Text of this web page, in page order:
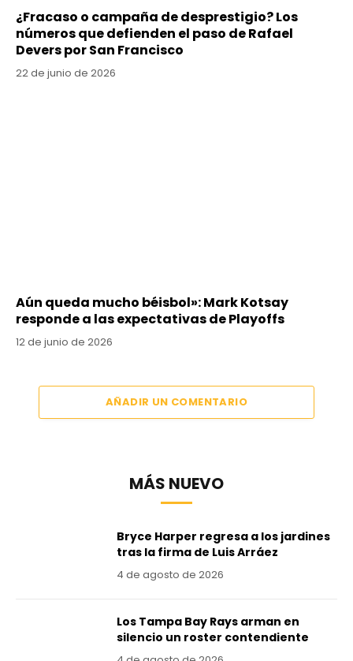
¿Fracaso o campaña de desprestigio? Los
números que defienden el paso de Rafael
Devers por San Francisco
22 de junio de 2026
Aún queda mucho béisbol»: Mark Kotsay
responde a las expectativas de Playoffs
12 de junio de 2026
AÑADIR UN COMENTARIO
MÁS NUEVO
Bryce Harper regresa a los jardines
tras la firma de Luis Arráez
4 de agosto de 2026
Los Tampa Bay Rays arman en
silencio un roster contendiente